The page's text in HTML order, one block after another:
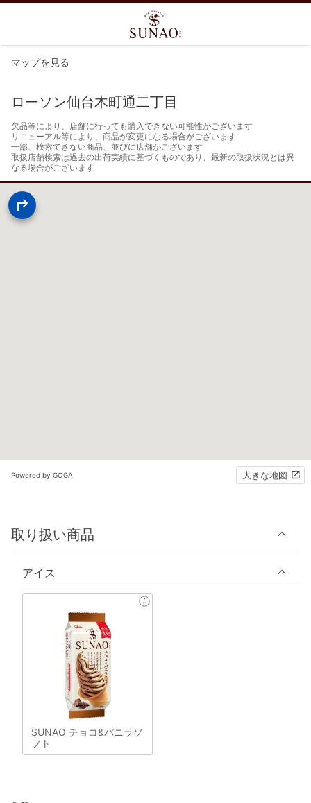
マップを見る
ローソン仙台木町通二丁目
欠品等により、店舗に行っても購入できない可能性がございます
リニューアル等により、商品が変更になる場合がございます
一部、検索できない商品、並びに店舗がございます
取扱店舗検索は過去の出荷実績に基づくものであり、最新の取扱状況とは異
なる場合がございます
Powered by GOGA 大きな地図
取り扱い商品
アイス
SUNAO チョコ&バニラソ
フト